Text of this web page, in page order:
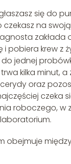
się do
czekasz na
zakłada
pobiera krew z
jednej
kilka minut, a
oraz
czeka
roboczego, w
obejmuje